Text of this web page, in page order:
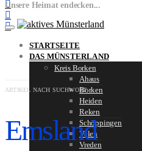
Unsere Heimat endecken...
STARTSEITE
DAS MÜNSTERLAND
Kreis Borken
Ahaus
Borken
Heiden
Reken
Schöppingen
Velen
Vreden
ARTIKEL NACH SUCHWORT
Emsland